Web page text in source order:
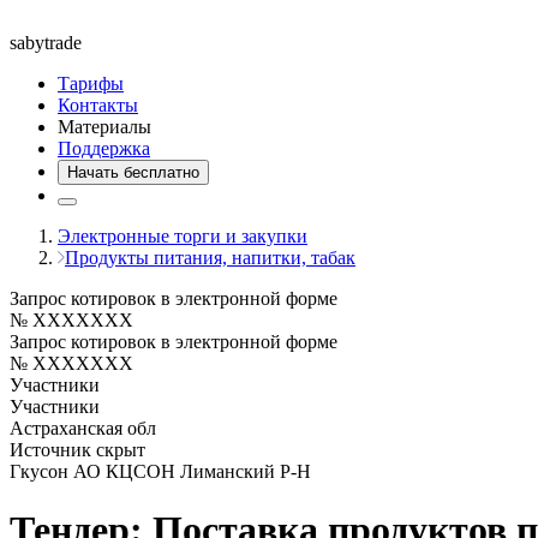
sabytrade
Тарифы
Контакты
Материалы
Поддержка
Начать бесплатно
Электронные торги и закупки
Продукты питания, напитки, табак
Запрос котировок в электронной форме
№ XXXXXXX
Запрос котировок в электронной форме
№ XXXXXXX
Участники
Участники
Астраханская обл
Источник скрыт
Гкусон АО КЦСОН Лиманский Р-Н